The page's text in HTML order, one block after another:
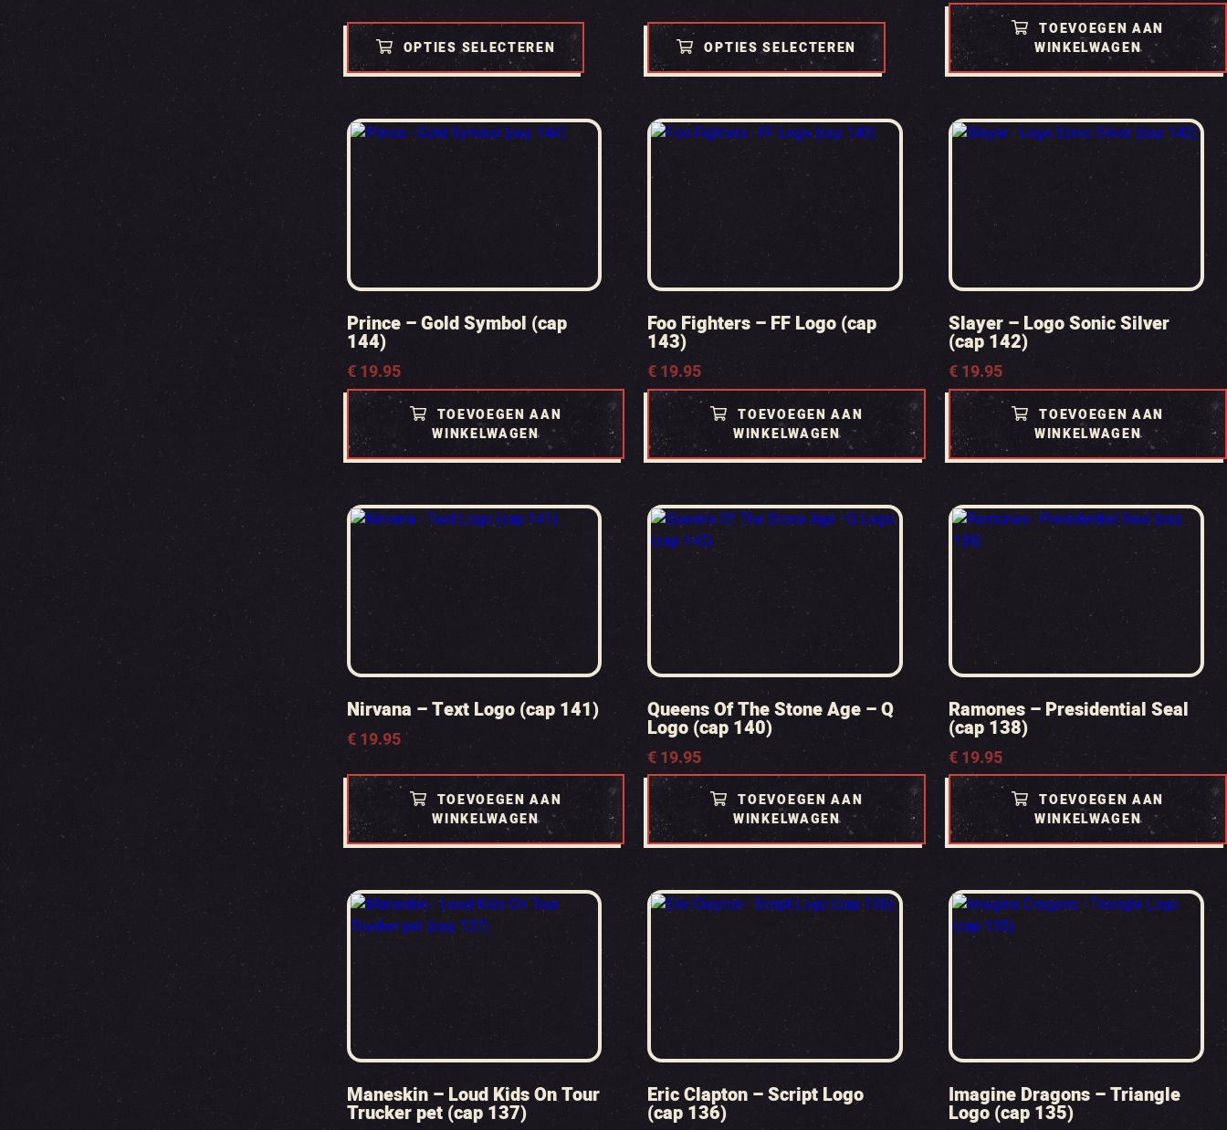
OPTIES SELECTEREN OPTIES SELECTEREN
TOEVOEGEN AAN
WINKELWAGEN
Prince – Gold Symbol (cap
144)
€19.95
TOEVOEGEN AAN
WINKELWAGEN
Foo Fighters – FF Logo (cap
143)
€19.95
TOEVOEGEN AAN
WINKELWAGEN
Slayer – Logo Sonic Silver
(cap 142)
€19.95
TOEVOEGEN AAN
WINKELWAGEN
Nirvana – Text Logo (cap 141)
€19.95
TOEVOEGEN AAN
WINKELWAGEN
Queens Of The Stone Age – Q
Logo (cap 140)
€19.95
TOEVOEGEN AAN
WINKELWAGEN
Ramones – Presidential Seal
(cap 138)
€19.95
TOEVOEGEN AAN
WINKELWAGEN
Maneskin – Loud Kids On Tour
Trucker pet (cap 137)
Eric Clapton – Script Logo
(cap 136)
Imagine Dragons – Triangle
Logo (cap 135)